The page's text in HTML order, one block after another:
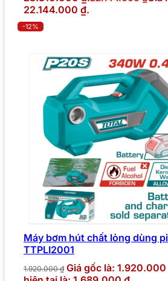
22.144.000 ₫.
-12%
Máy bơm hút chất lỏng dùng
TTPLI2001
1.920.000₫ Giá gốc là: 1.920.000